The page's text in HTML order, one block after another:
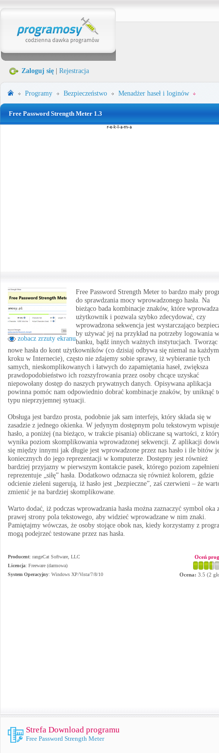
Zaloguj się Rejestracja
Programy Bezpieczeństwo Menadżer haseł i loginów
Free Password Strength Meter 1.3
zobacz zrzuty ekranu
Free Password Strength Meter to bardzo mały
do sprawdzania mocy wprowadzonego hasła. Na
bieżąco bada kombinacje znaków, które wprowadza
użytkownik i pozwala szybko zdecydować, czy
wprowadzona sekwencja jest wystarczająco
by używać jej na przykład na potrzeby logowania w
banku, bądź innych ważnych instytucjach. Tworząc
nowe hasła do kont użytkowników (co dzisiaj odbywa się niemal na każdym
kroku w Internecie), często nie zdajemy sobie sprawy, iż wybieranie tych
samych, nieskomplikowanych i łatwych do zapamiętania haseł, zwiększa
prawdopodobieństwo ich rozszyfrowania przez osoby chcące uzyskać
niepowołany dostęp do naszych prywatnych danych. Opisywana aplikacja
powinna pomóc nam odpowiednio dobrać kombinacje znaków, by uniknąć
typu nieprzyjemnej sytuacji.
Obsługa jest bardzo prosta, podobnie jak sam interfejs, który składa się w
zasadzie z jednego okienka. W jedynym dostępnym polu tekstowym
hasło, a poniżej (na bieżąco, w trakcie pisania) obliczane są wartości, z
wynika poziom skomplikowania wprowadzonej sekwencji. Z aplikacji
się między innymi jak długie jest wprowadzone przez nas hasło i ile bitów
koniecznych do jego reprezentacji w komputerze. Dostępny jest również
bardziej przyjazny w pierwszym kontakcie pasek, którego poziom
reprezentuje „siłę” hasła. Dodatkowo odznacza się również kolorem, gdzie
odcienie zieleni sugerują, iż hasło jest „bezpieczne”, zaś czerwieni – że
zmienić je na bardziej skomplikowane.
Warto dodać, iż podczas wprowadzania hasła można zaznaczyć symbol oka
prawej strony pola tekstowego, aby widzieć wprowadzane w nim znaki.
Pamiętajmy wówczas, że osoby stojące obok nas, kiedy korzystamy z
mogą podejrzeć testowane przez nas hasła.
Producent: rangeCat Software, LLC
Licencja: Freeware (darmowa)
System Operacyjny: Windows XP/Vista/7/8/10
Oceń
Ocena: 3.5 (2
Strefa Download programu
Free Password Strength Meter